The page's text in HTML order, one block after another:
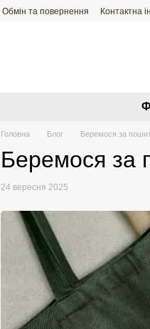
Обмін та повернення Контактна
Головна Блог Беремося за
Беремося за
24 вересня 2025